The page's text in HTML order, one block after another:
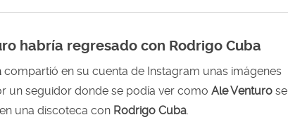
habría regresado con Rodrigo Cuba
compartió en su cuenta de Instagram unas imágenes
un seguidor donde se podía ver como Ale Venturo se
una discoteca con Rodrigo Cuba